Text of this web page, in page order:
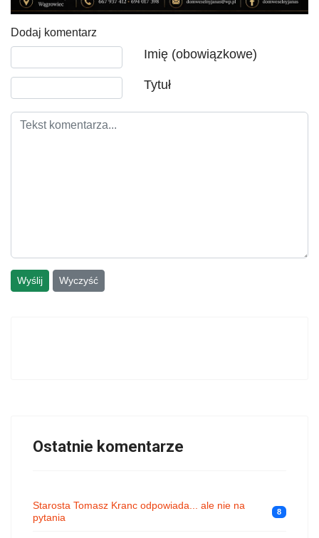
Dodaj komentarz
Imię (obowiązkowe)
Tytuł
Wyślij Wyczyść
Ostatnie komentarze
Starosta Tomasz Kranc odpowiada... ale nie na
pytania
8